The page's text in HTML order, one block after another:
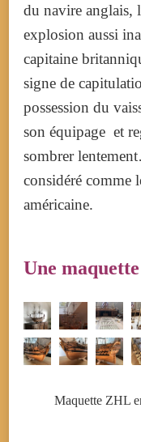
du navire anglais,
explosion aussi
capitaine
signe de
possession du
son équipage et
sombrer
considéré comme
américaine.
Une maquette
Maquette ZHL